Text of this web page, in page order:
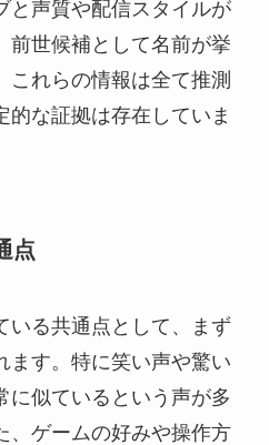
と声質や配信スタイルが
前世候補として名前が挙
これらの情報は全て推測
的な証拠は存在していま
点
いる共通点として、まず
ます。特に笑い声や驚い
に似ているという声が多
、ゲームの好みや操作方